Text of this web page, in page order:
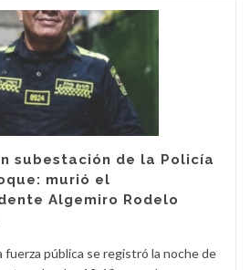
subestación de la Policía
murió el
Algemiro Rodelo
fuerza pública se registró la noche de